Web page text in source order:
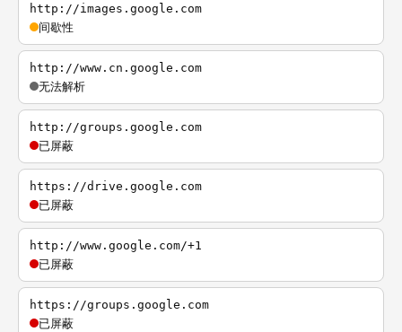
http://images.google.com
间歇性
http://www.cn.google.com
无法解析
http://groups.google.com
已屏蔽
https://drive.google.com
已屏蔽
http://www.google.com/+1
已屏蔽
https://groups.google.com
已屏蔽